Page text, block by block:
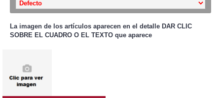
La imagen de los artículos aparecen en el detalle DAR CLIC
SOBRE EL CUADRO O EL TEXTO que aparece